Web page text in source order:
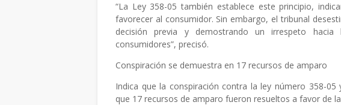
“La Ley 358-05 también establece este principio,
favorecer al consumidor. Sin embargo, el tribunal
decisión previa y demostrando un irrespeto
consumidores”, precisó.
Conspiración se demuestra en 17 recursos de amparo
Indica que la conspiración contra la ley número 358-
que 17 recursos de amparo fueron resueltos a favor de